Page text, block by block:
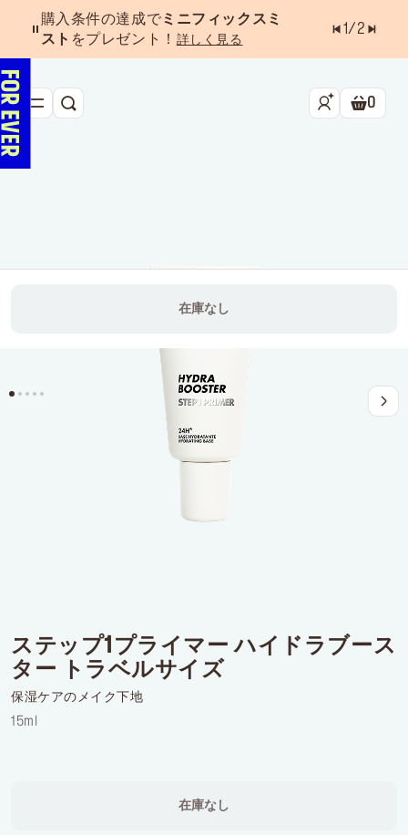
購入条件の達成でミニフィックスミ
スト をプレゼント！ 詳しく見る
1/2
アイ
キャンペーン
店舗検索
ログインまたはサインアップ
検索 ショ
0
ステップ1プライマー ハイドラブース
ター トラベルサイズ
保湿ケアのメイク下地
15ml
在庫なし
在庫なし